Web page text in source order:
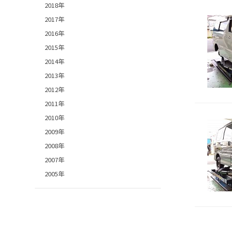
2018年
2017年
2016年
2015年
2014年
2013年
2012年
2011年
2010年
2009年
2008年
2007年
2005年